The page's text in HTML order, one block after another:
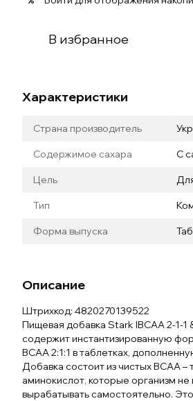
В избранное
Характеристики
Страна производитель
Содержимое сахара С
Цель
Тип
Форма выпуска
Описание
Штрихкод: 4820270139522
Пищевая добавка Stark IBCAA 2-1-1
содержит инстантизированную
BCAA 2:1:1 в таблетках,
Добавка состоит из чистых BCAA
аминокислот, которые организм
вырабатывать самостоятельно.